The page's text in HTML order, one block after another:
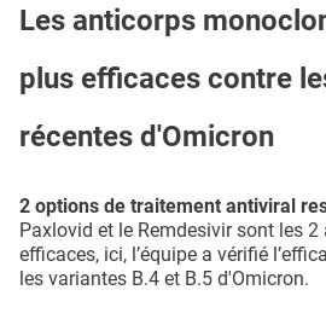
Les anticorps
plus efficaces contre
récentes d'Omicron
2 options de traitement antiviral
Paxlovid et le Remdesivir sont les
efficaces, ici, l’équipe a vérifié
les variantes B.4 et B.5 d'Omicron.